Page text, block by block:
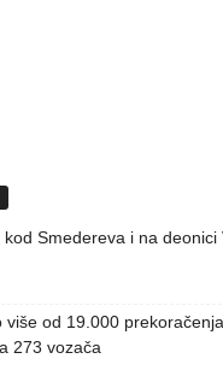
Smedereva i na deonici
više od 19.000
273 vozača